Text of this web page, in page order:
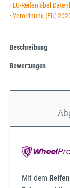
· EU-Reifenlabel
· Verordnung (EU)
Beschreibung
Bewertungen
Mit dem